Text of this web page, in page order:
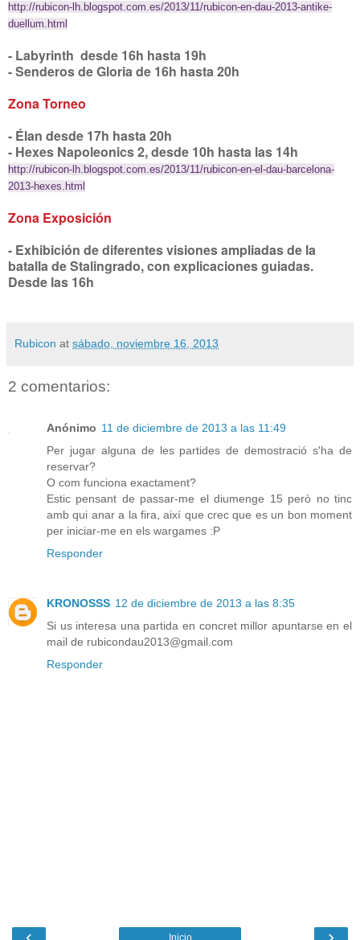
http://rubicon-lh.blogspot.com.es/2013/11/rubicon-en-dau-2013-antike-
duellum.html
- Labyrinth desde 16h hasta 19h
- Senderos de Gloria de 16h hasta 20h
Zona Torneo
- Élan desde 17h hasta 20h
- Hexes Napoleonics 2, desde 10h hasta las 14h
http://rubicon-lh.blogspot.com.es/2013/11/rubicon-en-el-dau-barcelona-
2013-hexes.html
Zona Exposición
- Exhibición de diferentes visiones ampliadas de la
batalla de Stalingrado, con explicaciones guiadas.
Desde las 16h
Rubicon at sábado, noviembre 16, 2013
2 comentarios:
Anónimo 11 de diciembre de 2013 a las 11:49
Per jugar alguna de les partides de demostració s'ha de
reservar?
O com funciona exactament?
Estic pensant de passar-me el diumenge 15 però no tinc
amb qui anar a la fira, així que crec que es un bon moment
per iniciar-me en els wargames :P
Responder
KRONOSSS 12 de diciembre de 2013 a las 8:35
Si us interesa una partida en concret millor apuntarse en el
mail de rubicondau2013@gmail.com
Responder